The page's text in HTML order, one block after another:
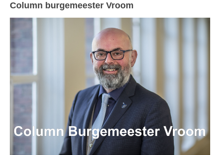
Column burgemeester Vroom